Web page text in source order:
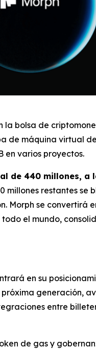
la bolsa de
de máquina virtual
en varios proyectos.
de 440 millones, a
millones restantes
Morph se
el mundo,
en su
generación,
entre
de gas y